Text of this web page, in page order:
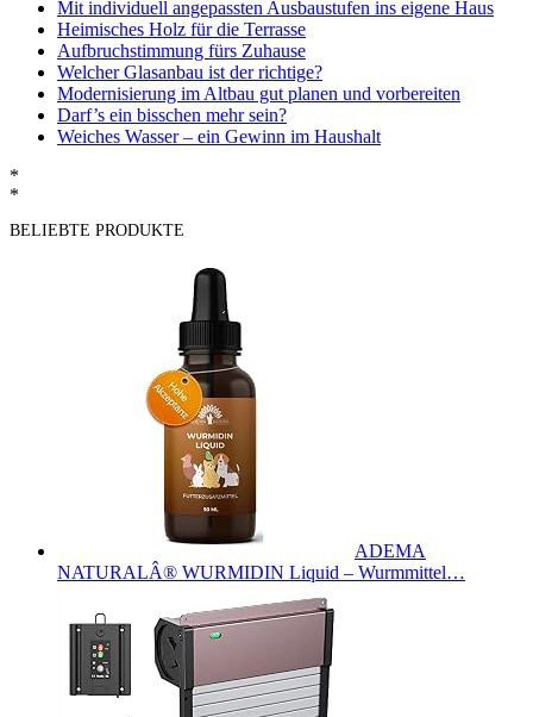
Mit individuell angepassten Ausbaustufen ins eigene Haus
Heimisches Holz für die Terrasse
Aufbruchstimmung fürs Zuhause
Welcher Glasanbau ist der richtige?
Modernisierung im Altbau gut planen und vorbereiten
Darf’s ein bisschen mehr sein?
Weiches Wasser – ein Gewinn im Haushalt
*
*
BELIEBTE PRODUKTE
ADEMA
NATURALÂ® WURMIDIN Liquid – Wurmmittel…